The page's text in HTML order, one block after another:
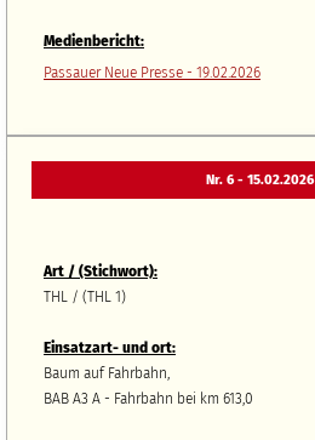
Medienbericht:
Passauer Neue Presse - 19.02.2026
Nr. 6 - 15.02.2026
Art / (Stichwort):
THL / (THL 1)
Einsatzart- und ort:
Baum auf Fahrbahn,
BAB A3 A - Fahrbahn bei km 613,0